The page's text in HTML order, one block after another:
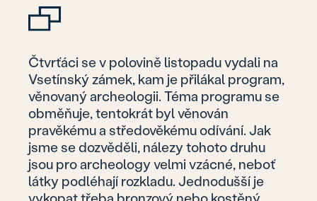
Čtvrťáci se v polovině listopadu vydali na
Vsetínský zámek, kam je přilákal program,
věnovaný archeologii. Téma programu se
obměňuje, tentokrát byl věnován
pravěkému a středověkému odívání. Jak
jsme se dozvěděli, nálezy tohoto druhu
jsou pro archeology velmi vzácné, neboť
látky podléhají rozkladu. Jednodušší je